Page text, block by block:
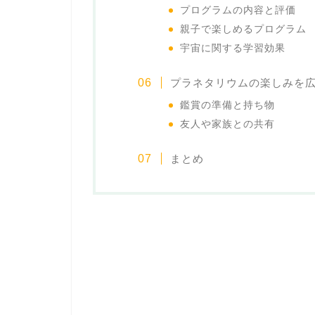
プログラムの内容と評価
親子で楽しめるプログラム
宇宙に関する学習効果
プラネタリウムの楽しみを
鑑賞の準備と持ち物
友人や家族との共有
まとめ